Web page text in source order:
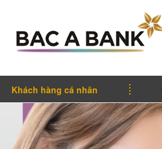
Khách hàng cá nhân